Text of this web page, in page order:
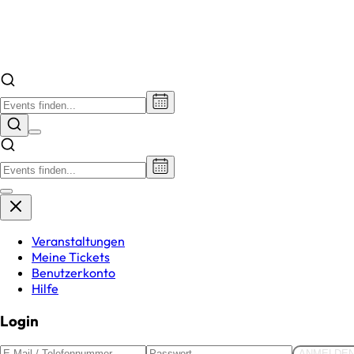
Veranstaltungen
Meine Tickets
Benutzerkonto
Hilfe
Login